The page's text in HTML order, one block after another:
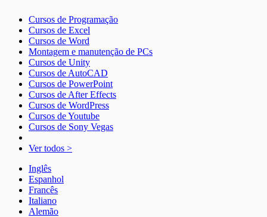
Cursos de Programação
Cursos de Excel
Cursos de Word
Montagem e manutenção de PCs
Cursos de Unity
Cursos de AutoCAD
Cursos de PowerPoint
Cursos de After Effects
Cursos de WordPress
Cursos de Youtube
Cursos de Sony Vegas
Ver todos >
Inglês
Espanhol
Francês
Italiano
Alemão